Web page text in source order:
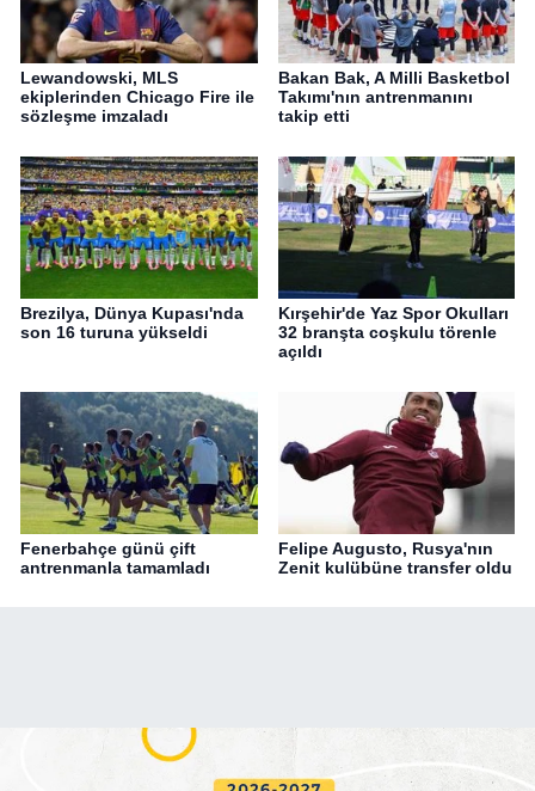
Lewandowski, MLS
ekiplerinden Chicago Fire ile
sözleşme imzaladı
Bakan Bak, A Milli Basketbol
Takımı'nın antrenmanını
takip etti
Brezilya, Dünya Kupası'nda
son 16 turuna yükseldi
Kırşehir'de Yaz Spor Okulları
32 branşta coşkulu törenle
açıldı
Fenerbahçe günü çift
antrenmanla tamamladı
Felipe Augusto, Rusya'nın
Zenit kulübüne transfer oldu